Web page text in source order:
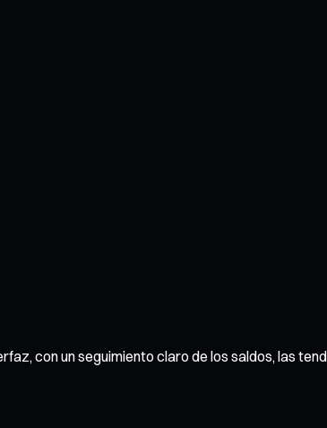
con un seguimiento claro de los saldos, las